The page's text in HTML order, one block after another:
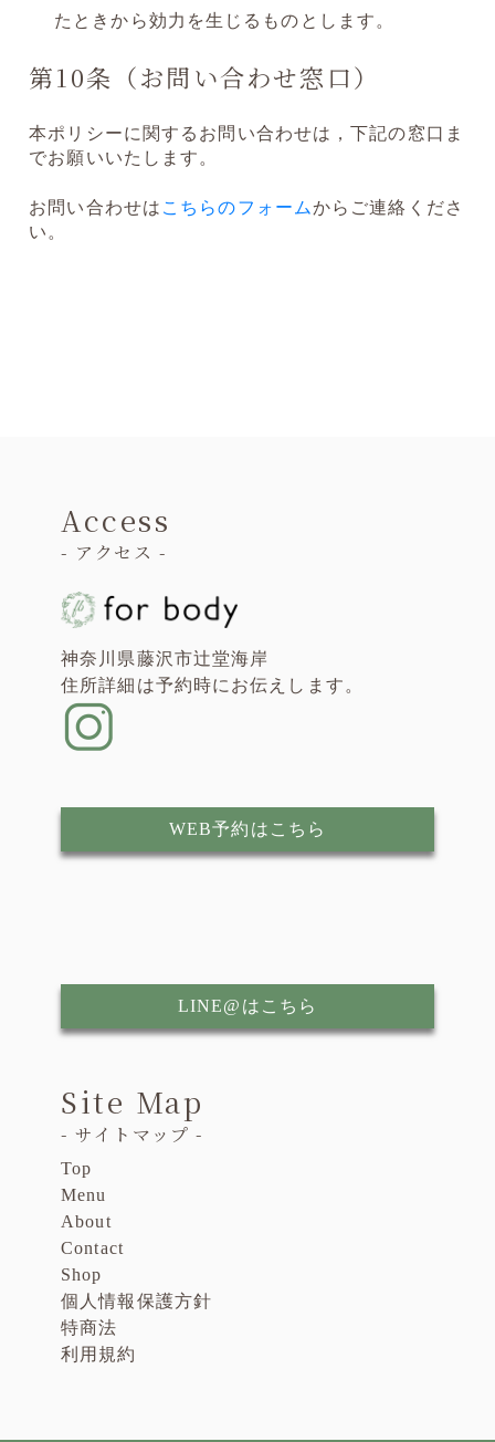
たときから効力を生じるものとします。
第10条（お問い合わせ窓口）
本ポリシーに関するお問い合わせは，下記の窓口ま
でお願いいたします。
お問い合わせは こちらのフォームからご連絡くださ
い。
Access
- アクセス -
神奈川県藤沢市辻堂海岸
住所詳細は予約時にお伝えします。
WEB予約はこちら
LINE@はこちら
Site Map
- サイトマップ -
Top
Menu
About
Contact
Shop
個人情報保護方針
特商法
利用規約